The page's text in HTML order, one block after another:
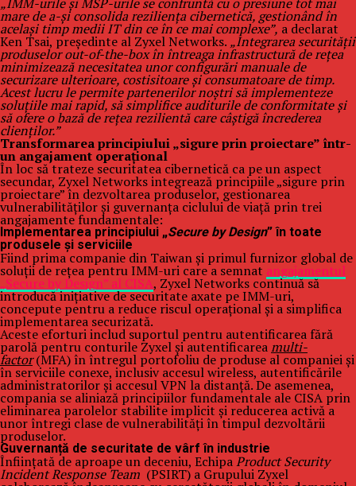
mare de a-și consolida reziliența cibernetică, gestionând în
același timp medii IT din ce în ce mai complexe”, a declarat
Ken Tsai, președinte al Zyxel Networks. „Integrarea securității
produselor out-of-the-box în întreaga infrastructură de rețea
minimizează necesitatea unor configurări manuale de
securizare ulterioare, costisitoare și consumatoare de timp.
Acest lucru le permite partenerilor noștri să implementeze
soluțiile mai rapid, să simplifice auditurile de conformitate și
să ofere o bază de rețea rezilientă care câștigă încrederea
clienților.”
Transformarea principiului „sigure prin proiectare” într-
un angajament operațional
În loc să trateze securitatea cibernetică ca pe un aspect
secundar, Zyxel Networks integrează principiile „sigure prin
proiectare” în dezvoltarea produselor, gestionarea
vulnerabilităților și guvernanța ciclului de viață prin trei
angajamente fundamentale:
Implementarea principiului „Secure by Design” în toate
produsele și serviciile
Fiind prima companie din Taiwan și primul furnizor global de
soluții de rețea pentru IMM-uri care a semnat angajamentul
„Secure by Design” al CISA, Zyxel Networks continuă să
introducă inițiative de securitate axate pe IMM-uri,
concepute pentru a reduce riscul operațional și a simplifica
implementarea securizată.
Aceste eforturi includ suportul pentru autentificarea fără
parolă pentru conturile Zyxel și autentificareamulti-
factor(MFA) în întregul portofoliu de produse al companiei și
în serviciile conexe, inclusiv accesul wireless, autentificările
administratorilor și accesul VPN la distanță. De asemenea,
compania se aliniază principiilor fundamentale ale CISA prin
eliminarea parolelor stabilite implicit și reducerea activă a
unor întregi clase de vulnerabilități în timpul dezvoltării
produselor.
Guvernanță de securitate de vârf în industrie
Înființată de aproape un deceniu, EchipaProduct Security
Incident Response Team (PSIRT) a Grupului Zyxel